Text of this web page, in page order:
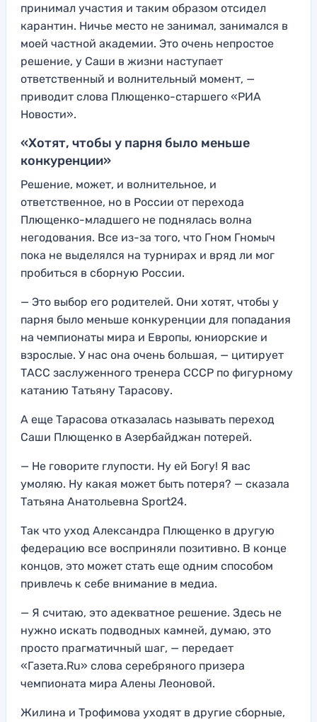
принимал участия и таким образом отсидел
карантин. Ничье место не занимал, занимался в
моей частной академии. Это очень непростое
решение, у Саши в жизни наступает
ответственный и волнительный момент, —
приводит слова Плющенко-старшего «РИА
Новости».
«Хотят, чтобы у парня было меньше
конкуренции»
Решение, может, и волнительное, и
ответственное, но в России от перехода
Плющенко-младшего не поднялась волна
негодования. Все из-за того, что Гном Гномыч
пока не выделялся на турнирах и вряд ли мог
пробиться в сборную России.
— Это выбор его родителей. Они хотят, чтобы у
парня было меньше конкуренции для попадания
на чемпионаты мира и Европы, юниорские и
взрослые. У нас она очень большая, — цитирует
ТАСС заслуженного тренера СССР по фигурному
катанию Татьяну Тарасову.
А еще Тарасова отказалась называть переход
Саши Плющенко в Азербайджан потерей.
— Не говорите глупости. Ну ей Богу! Я вас
умоляю. Ну какая может быть потеря? — сказала
Татьяна Анатольевна Sport24.
Так что уход Александра Плющенко в другую
федерацию все восприняли позитивно. В конце
концов, это может стать еще одним способом
привлечь к себе внимание в медиа.
— Я считаю, это адекватное решение. Здесь не
нужно искать подводных камней, думаю, это
просто прагматичный шаг, — передает
«Газета.Ru» слова серебряного призера
чемпионата мира Алены Леоновой.
Жилина и Трофимова уходят в другие сборные,